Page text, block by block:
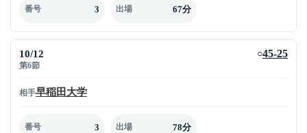
番号 3 出場 67分
10/12
第6節
○45-25
相手早稲田大学
番号 3 出場 78分